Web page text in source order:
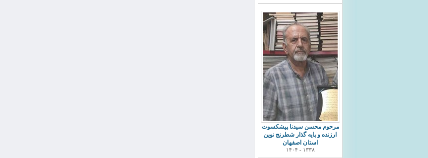
مرحوم محسن سیدنا پیشکسوت
ارزنده و پایه گذار شطرنج نوین
استان اصفهان
۱۳۳۸ - ۱۴۰۴